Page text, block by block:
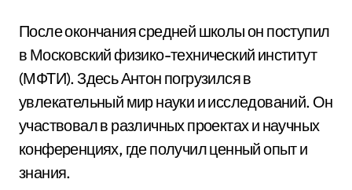
После окончания средней школы он поступил
в Московский физико-технический институт
(МФТИ). Здесь Антон погрузился в
увлекательный мир науки и исследований. Он
участвовал в различных проектах и научных
конференциях, где получил ценный опыт и
знания.